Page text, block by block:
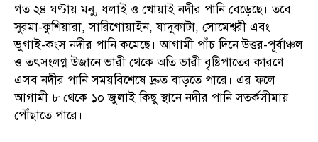
গত ২৪ ঘণ্টায় মনু, ধলাই ও খোয়াই নদীর পানি বেড়েছে। তবে
সুরমা-কুশিয়ারা, সারিগোয়াইন, যাদুকাটা, সোমেশ্বরী এবং
ভুগাই-কংস নদীর পানি কমেছে। আগামী পাঁচ দিনে উত্তর-পূর্বাঞ্চল
ও তৎসংলগ্ন উজানে ভারী থেকে অতি ভারী বৃষ্টিপাতের কারণে
এসব নদীর পানি সময়বিশেষে দ্রুত বাড়তে পারে। এর ফলে
আগামী ৮ থেকে ১০ জুলাই কিছু স্থানে নদীর পানি সতর্কসীমায়
পৌঁছাতে পারে।